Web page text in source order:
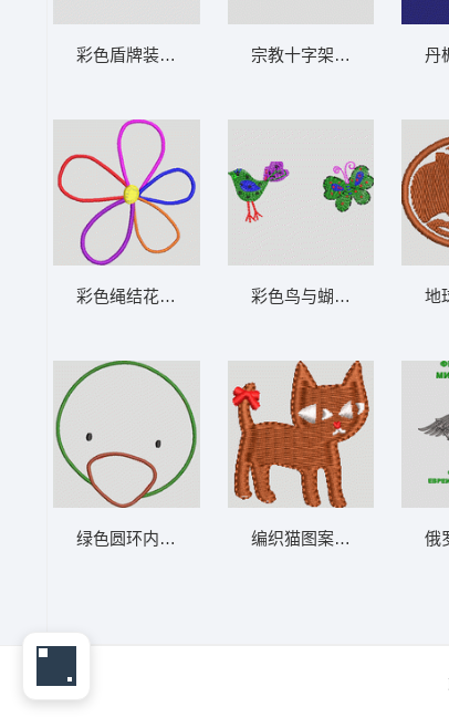
彩色盾牌装饰挂饰 卡通童装章标贴布
彩色绳结花朵图案 卡通童装章标贴布
绿色圆环内含橙色嘴和黑点 卡通童装章标贴
彩色鸟
编织猫图案刺绣